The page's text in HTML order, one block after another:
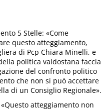
5 Stelle: «Come
questo atteggiamento,
di Pcp Chiara Minelli, e
politica valdostana faccia
del confronto politico
che non si può accettare
di un Consiglio Regionale».
atteggiamento non